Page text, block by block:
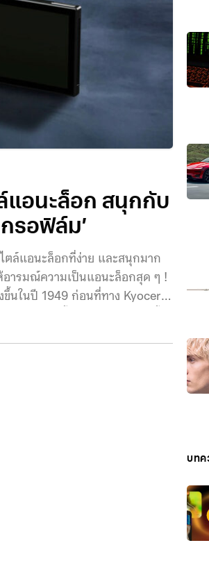
แอนะล็อก สนุกกับ
รอฟิล์ม’
ตล์แอนะล็อกที่ง่าย และสนุกมาก
อารมณ์ความเป็นแอนะล็อกสุด ๆ !
นในปี 1949 ก่อนที่ทาง Kyocera
บทค